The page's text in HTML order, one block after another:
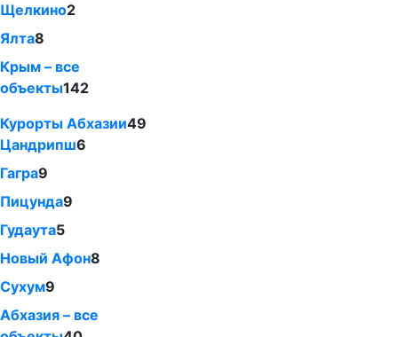
Щелкино2
Ялта8
Крым – все
объекты142
Курорты Абхазии49
Цандрипш6
Гагра9
Пицунда9
Гудаута5
Новый Афон8
Сухум9
Абхазия – все